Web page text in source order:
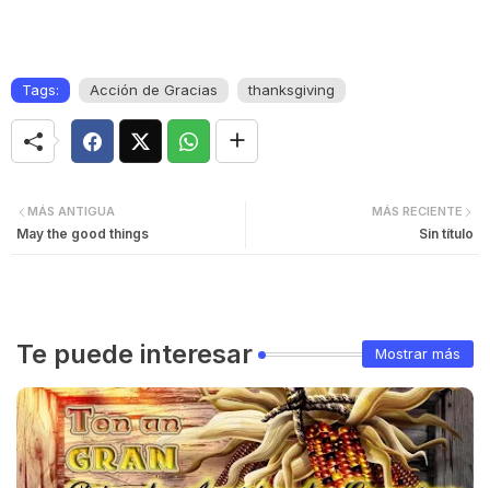
Tags: Acción de Gracias thanksgiving
MÁS RECIENTE
Sin título
MÁS ANTIGUA
May the good things
Te puede interesar Mostrar más